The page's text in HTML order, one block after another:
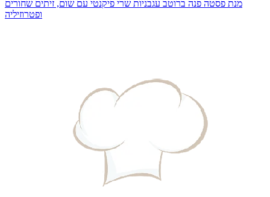
מנת פסטה פנה ברוטב עגבניות שרי פיקנטי עם שום, זיתים שחורים
ופטרוזיליה